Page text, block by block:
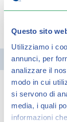
Questo sito
Utilizziamo i
annunci, per
analizzare il
modo in cui
si servono di
media, i quali
informazioni
condividi su:
Filtra
Spiacenti,
risultato per: